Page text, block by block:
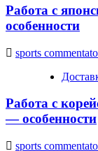
Работа с
особенности
sports
Работа с
— особенности
sports